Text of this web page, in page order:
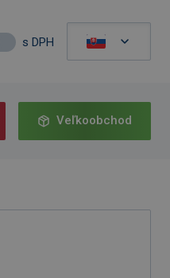
s DPH
Veľkoobchod